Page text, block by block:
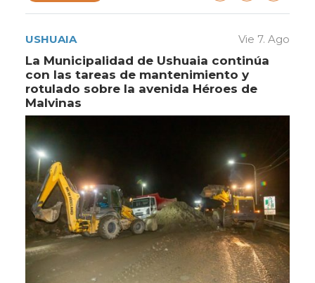
USHUAIA Vie 7. Ago
La Municipalidad de Ushuaia continúa
con las tareas de mantenimiento y
rotulado sobre la avenida Héroes de
Malvinas